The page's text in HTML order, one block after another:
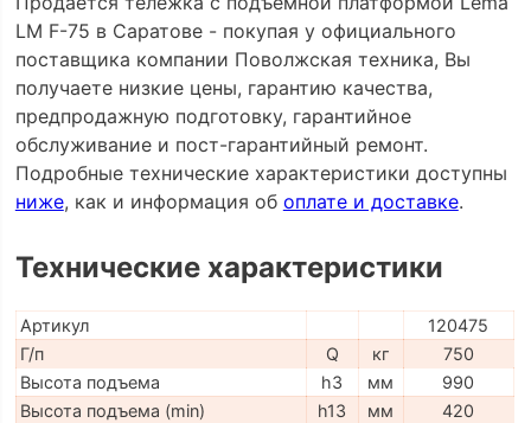
LM F-75 в Саратове - покупая у официального
поставщика компании Поволжская техника, Вы
получаете низкие цены, гарантию качества,
предпродажную подготовку, гарантийное
обслуживание и пост-гарантийный ремонт.
Подробные технические характеристики доступны
ниже, как и информация об оплате и доставке.
Технические характеристики
Артикул
120475
Г/п
Q кг
750
Высота подъема
h3 мм
990
Высота подъема (min)
h13 мм
420